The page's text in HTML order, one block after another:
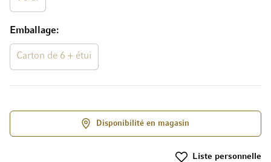
Emballage
Carton de 6 + étui
Disponibilité en magasin
Liste personnelle